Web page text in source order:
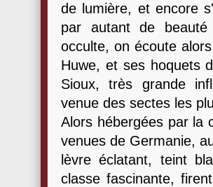
de lumière, et encore
par autant de beauté
occulte, on écoute
Huwe, et ses hoquets
Sioux, très grande
venue des sectes les
Alors hébergées par la
venues de Germanie,
lèvre éclatant, teint
classe fascinante,